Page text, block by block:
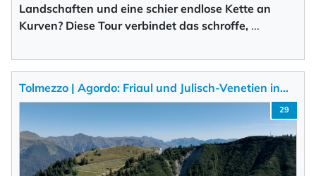
Landschaften und eine schier endlose Kette an
Kurven? Diese Tour verbindet das schroffe, ...
Tolmezzo | Agordo: Friaul und Julisch-Venetien in…
29